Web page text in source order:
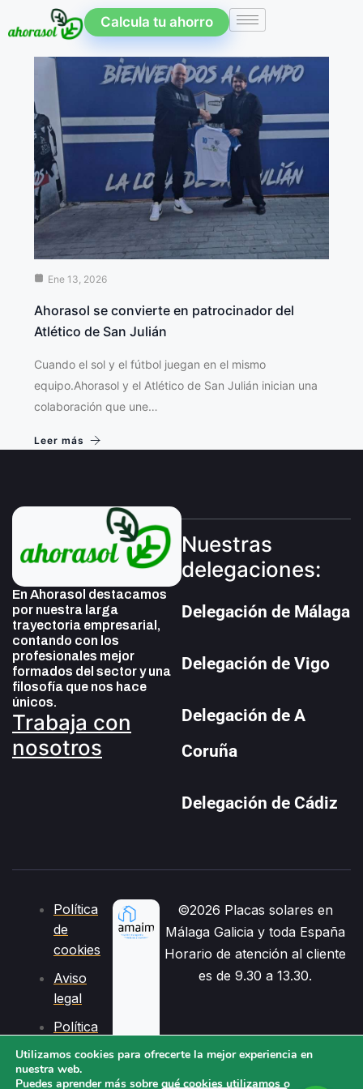
Calcula tu ahorro
Ene 13, 2026
Ahorasol se convierte en patrocinador del
Atlético de San Julián
Cuando el sol y el fútbol juegan en el mismo
equipo.Ahorasol y el Atlético de San Julián inician una
colaboración que une…
Leer más
En Ahorasol destacamos
por nuestra larga
trayectoria empresarial,
contando con los
profesionales mejor
formados del sector y una
filosofía que nos hace
únicos.
Trabaja con
nosotros
Nuestras
delegaciones:
Delegación de Málaga
Delegación de Vigo
Delegación de A
Coruña
Delegación de Cádiz
Política
de
cookies
Aviso
legal
Política
privacidad
©2026 Placas solares en
Málaga Galicia y toda España
Horario de atención al cliente
es de 9.30 a 13.30.
Utilizamos cookies para ofrecerte la mejor experiencia en
nuestra web.
Puedes aprender más sobre qué cookies utilizamos o